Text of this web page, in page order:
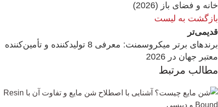
خانه و فضای باز (2026)
بازگشت به لیست
قدیمی‌تر
برندهای برتر میکروسمنت: معرفی 8 تولیدکننده و تأمین‌کننده
معتبر جهان در 2026
مطالب مرتبط